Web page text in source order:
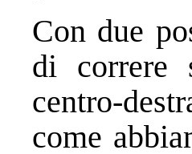
Con due
di correre
centro-
come